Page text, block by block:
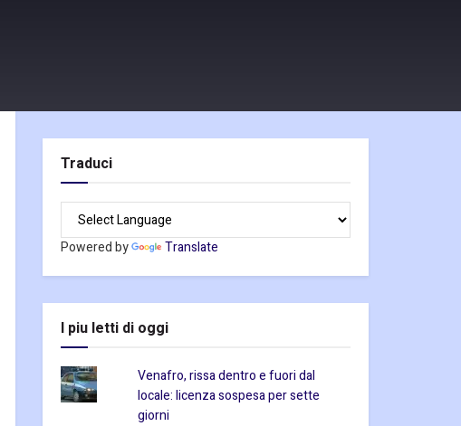
Traduci
Powered by Translate
I piu letti di oggi
Venafro, rissa dentro e fuori dal
locale: licenza sospesa per sette
giorni